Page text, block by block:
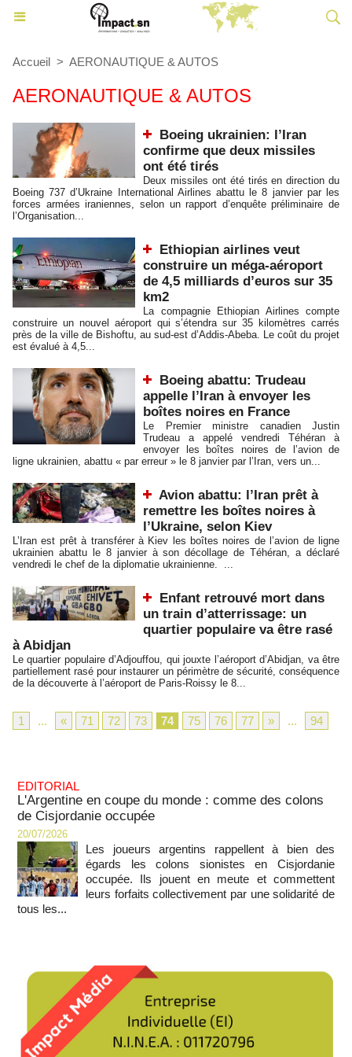
Accueil > AERONAUTIQUE & AUTOS
AERONAUTIQUE & AUTOS
Boeing ukrainien: l’Iran
confirme que deux missiles
ont été tirés
Deux missiles ont été tirés en direction du
Boeing 737 d’Ukraine International Airlines abattu le 8 janvier par les
forces armées iraniennes, selon un rapport d’enquête préliminaire de
l’Organisation...
Ethiopian airlines veut
construire un méga-aéroport
de 4,5 milliards d’euros sur 35
km2
La compagnie Ethiopian Airlines compte
construire un nouvel aéroport qui s’étendra sur 35 kilomètres carrés
près de la ville de Bishoftu, au sud-est d’Addis-Abeba. Le coût du projet
est évalué à 4,5...
Boeing abattu: Trudeau
appelle l’Iran à envoyer les
boîtes noires en France
Le Premier ministre canadien Justin
Trudeau a appelé vendredi Téhéran à
envoyer les boîtes noires de l’avion de
ligne ukrainien, abattu « par erreur » le 8 janvier par l’Iran, vers un...
Avion abattu: l’Iran prêt à
remettre les boîtes noires à
l’Ukraine, selon Kiev
L’Iran est prêt à transférer à Kiev les boîtes noires de l’avion de ligne
ukrainien abattu le 8 janvier à son décollage de Téhéran, a déclaré
vendredi le chef de la diplomatie ukrainienne. ...
Enfant retrouvé mort dans
un train d’atterrissage: un
quartier populaire va être rasé
à Abidjan
Le quartier populaire d’Adjouffou, qui jouxte l’aéroport d’Abidjan, va être
partiellement rasé pour instaurer un périmètre de sécurité, conséquence
de la découverte à l’aéroport de Paris-Roissy le 8...
1 ... « 71 72 73 74 75 76 77 » ... 94
EDITORIAL
L'Argentine en coupe du monde : comme des colons
de Cisjordanie occupée
20/07/2026
Les joueurs argentins rappellent à bien des
égards les colons sionistes en Cisjordanie
occupée. Ils jouent en meute et commettent
leurs forfaits collectivement par une solidarité de
tous les...